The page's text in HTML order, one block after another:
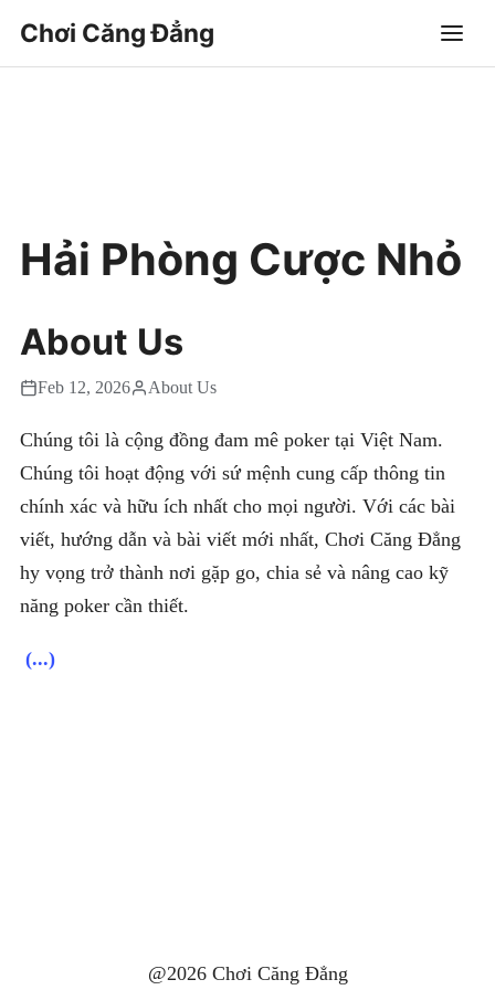
Chơi Căng Đẳng
Hải Phòng Cược Nhỏ
About Us
Feb 12, 2026 About Us
Chúng tôi là cộng đồng đam mê poker tại Việt Nam.
Chúng tôi hoạt động với sứ mệnh cung cấp thông tin
chính xác và hữu ích nhất cho mọi người. Với các bài
viết, hướng dẫn và bài viết mới nhất, Chơi Căng Đẳng
hy vọng trở thành nơi gặp go, chia sẻ và nâng cao kỹ
năng poker cần thiết.
(...)
@2026 Chơi Căng Đẳng